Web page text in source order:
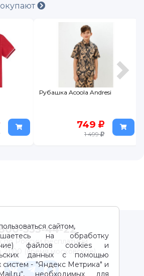
Acoola Andresi
749
1 499
Майка Leratutti
299
сайтом,
на обработку
файлов cookies и
данных с помощью
систем - "Яндекс Метрика" и
необходимых для
333-44-22
по России бесплатный
(время московское)